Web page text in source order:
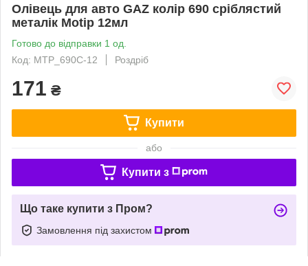
Олівець для авто GAZ колір 690 сріблястий
металік Motip 12мл
Готово до відправки 1 од.
Код: MTP_690C-12
Роздріб
171 ₴
Купити
або
Купити з
Що таке купити з Пром?
Замовлення під захистом